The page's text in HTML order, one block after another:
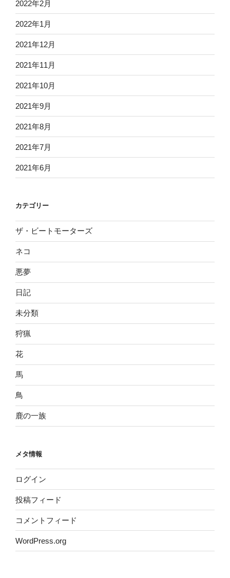
2022年2月
2022年1月
2021年12月
2021年11月
2021年10月
2021年9月
2021年8月
2021年7月
2021年6月
カテゴリー
ザ・ビートモーターズ
ネコ
悪夢
日記
未分類
狩猟
花
馬
鳥
鹿の一族
メタ情報
ログイン
投稿フィード
コメントフィード
WordPress.org